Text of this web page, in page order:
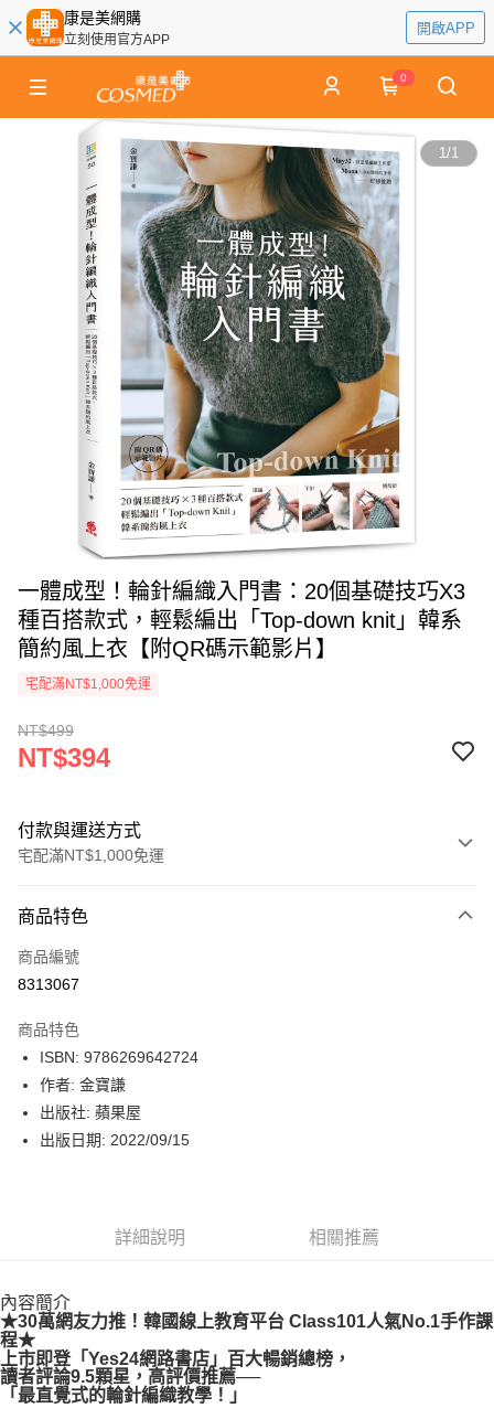
康是美網購
立刻使用官方APP
開啟APP
0
1/1
一體成型！輪針編織入門書：20個基礎技巧X3
種百搭款式，輕鬆編出「Top-down knit」韓系
簡約風上衣【附QR碼示範影片】
宅配滿NT$1,000免運
NT$499
NT$394
付款與運送方式
宅配滿NT$1,000免運
icash Pay
信用卡一次付款
LINE Pay
Apple Pay
街口支付
博客來商品配送方式
每筆NT$80，滿NT$1,000(含以上)免運費
商品特色
商品編號
8313067
商品特色
ISBN: 9786269642724
作者: 金寶謙
出版社: 蘋果屋
出版日期: 2022/09/15
詳細說明 相關推薦
內容簡介
★30萬網友力推！韓國線上教育平台 Class101人氣No.1手作課
程★
上市即登「Yes24網路書店」百大暢銷總榜，
讀者評論9.5顆星，高評價推薦──
「最直覺式的輪針編織教學！」